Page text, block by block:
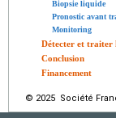
Biopsie liquide
Pronostic avant
Monitoring
Détecter et traiter
Conclusion
Financement
© 2025 Société